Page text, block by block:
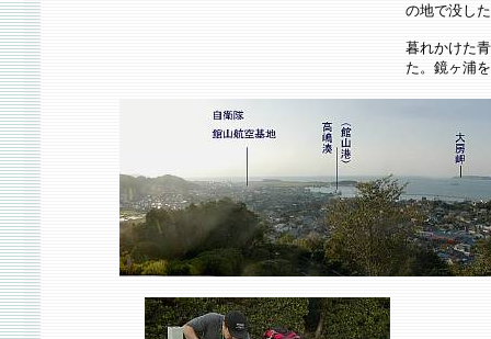
の地で没し
暮れかけた
た。鏡ヶ浦